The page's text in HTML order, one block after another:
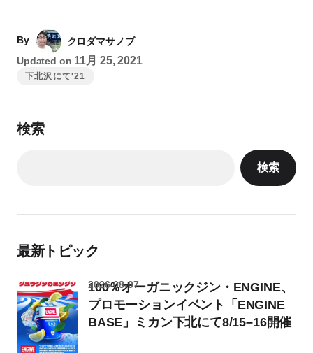
By
クロダマサノブ
Updated on 11月 25, 2021
下北沢にて'21
検索
検索
最新トピック
100％オーガニックジン・ENGINE、
プロモーションイベント「ENGINE
BASE」ミカン下北にて8/15–16開催
2026-08-07